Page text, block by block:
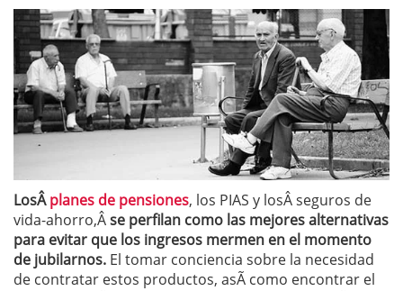
LosÂplanes de pensiones, los PIAS y losÂ seguros de
vida-ahorro,Âse perfilan como las mejores alternativas
para evitar que los ingresos mermen en el momento
de jubilarnos. El tomar conciencia sobre la necesidad
de contratar estos productos, asÃ­ como encontrar el